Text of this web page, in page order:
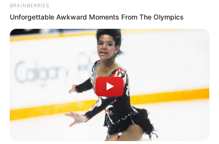
"Azərbaycan Hava Yolları" QSC (AZAL) Gəncə -
Sankt-Peterburq - Gəncə marşrutu üzrə mövsümi
BRAINBERRIES
Unforgettable Awkward Moments From The Olympics